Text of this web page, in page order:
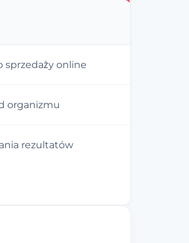
sprzedaży online
organizmu
rezultatów